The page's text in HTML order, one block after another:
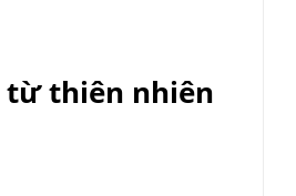
từ thiên nhiên